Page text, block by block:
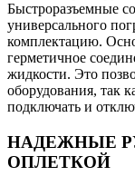
Быстроразъемные
универсального
комплектацию.
герметичное
жидкости. Это
оборудования, так
подключать и
НАДЕЖНЫЕ
ОПЛЕТКОЙ